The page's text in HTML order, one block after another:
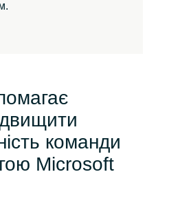
команди
Microsoft